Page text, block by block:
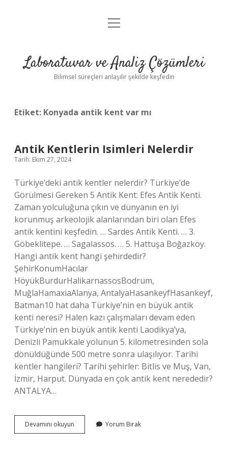
Anasayfa
Yasal Uyarı
menüyü
Laboratuvar ve Analiz Çözümleri
Bilimsel süreçleri anlaşılır şekilde keşfedin
Etiket: Konyada antik kent var mı
Antik Kentlerin Isimleri Nelerdir
Tarih: Ekim 27, 2024
Türkiye’deki antik kentler nelerdir? Türkiye’de
Görülmesi Gereken 5 Antik Kent: Efes Antik Kenti.
Zaman yolculuğuna çıkın ve dünyanın en iyi
korunmuş arkeolojik alanlarından biri olan Efes
antik kentini keşfedin. … Sardes Antik Kenti. … 3.
Göbeklitepe. … Sagalassos. … 5. Hattuşa Boğazköy.
Hangi antik kent hangi şehirdedir?
ŞehirKonumHacılar
HöyükBurdurHalikarnassosBodrum,
MuğlaHamaxiaAlanya, AntalyaHasankeyfHasankeyf,
Batman10 hat daha Türkiye’nin en büyük antik
kenti neresi? Halen kazı çalışmaları devam eden
Türkiye’nin en büyük antik kenti Laodikya’ya,
Denizli Pamukkale yolunun 5. kilometresinden sola
dönüldüğünde 500 metre sonra ulaşılıyor. Tarihi
kentler hangileri? Tarihi şehirler: Bitlis ve Muş, Van,
İzmir, Harput. Dünyada en çok antik kent nerededir?
ANTALYA…
Devamını okuyun
Kentlerin
Yorum Bırak